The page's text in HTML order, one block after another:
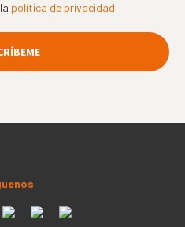
política de privacidad